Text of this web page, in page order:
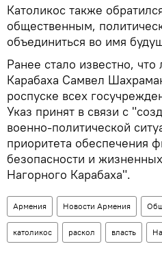
Католикос также
общественным,
объединиться во имя
Ранее стало известно,
Карабаха Самвел
роспуске всех
Указ принят в связи с
военно-политической
приоритета обеспечения
безопасности и
Нагорного Карабаха".
Армения Новости Армения
католикос раскол власть